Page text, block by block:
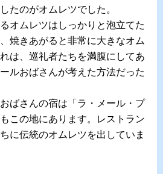
たのがオムレツでした。
オムレツはしっかりと泡立てた
焼きあがると非常に大きなオム
は、巡礼者たちを満腹にしてあ
ルおばさんが考えた方法だった
ばさんの宿は「ラ・メール・プ
この地にあります。レストラン
に伝統のオムレツを出していま